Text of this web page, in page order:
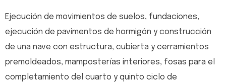
Ejecución de movimientos de suelos, fundaciones,
ejecución de pavimentos de hormigón y construcción
de una nave con estructura, cubierta y cerramientos
premoldeados, mamposterías interiores, fosas para el
completamiento del cuarto y quinto ciclo de